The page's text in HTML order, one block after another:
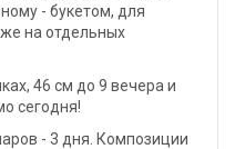
- букетом, для
на отдельных
46 см до 9 вечера и
сегодня!
- 3 дня. Композиции